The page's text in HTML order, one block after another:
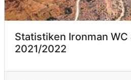
Statistiken Ironman WC
2021/2022